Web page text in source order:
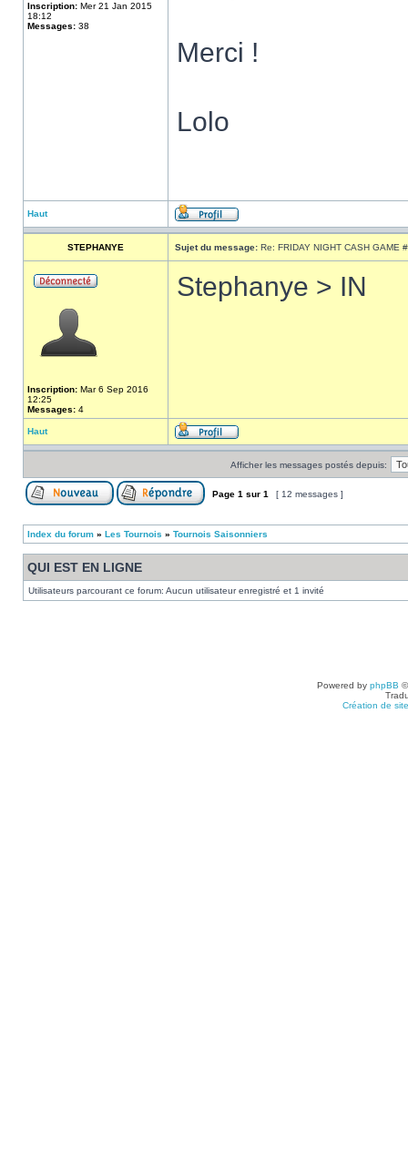
Inscription: Mer 21 Jan 2015
18:12
Messages: 38
Merci !
Lolo
Haut
STEPHANYE Sujet du message: Re: FRIDAY NIGHT CASH GAME
Inscription: Mar 6 Sep 2016
12:25
Messages: 4
Stephanye > IN
Haut
Afficher les messages postés depuis:
Page 1 sur 1 [ 12 messages ]
Index du forum » Les Tournois » Tournois Saisonniers
QUI EST EN LIGNE
Utilisateurs parcourant ce forum: Aucun utilisateur enregistré et 1 invité
Powered by phpBB
Création de